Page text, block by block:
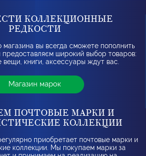
КОЛЛЕКЦИОННЫЕ
РЕДКОСТИ
вы всегда сможете пополнить
широкий выбор товаров:
вещи, книги, аксессуары ждут вас.
Магазин марок
ПОЧТОВЫЕ МАРКИ И
КОЛЛЕКЦИИ
приобретает почтовые марки и
коллекции. Мы покупаем марки за